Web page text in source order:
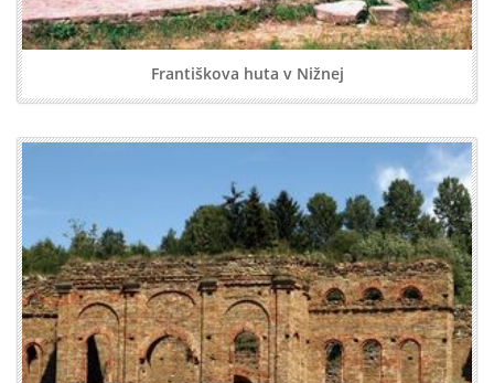
Františkova huta v Nižnej